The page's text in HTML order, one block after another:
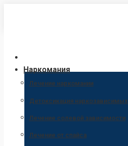
Наркомания
Лечение наркомании
Детоксикация наркозависимых
Лечение солевой зависимости
Лечение от спайса